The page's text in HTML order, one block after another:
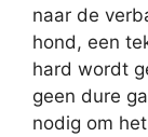
naar de
hond, een
hard wordt
geen dure
nodig om